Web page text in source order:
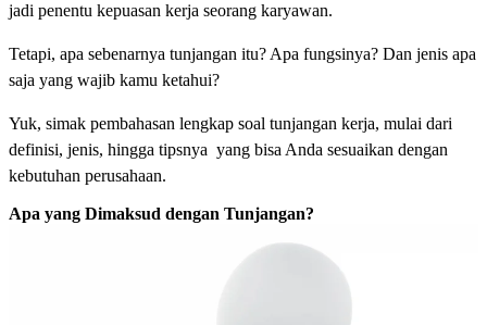
jadi penentu kepuasan kerja seorang karyawan.
Tetapi, apa sebenarnya tunjangan itu? Apa fungsinya? Dan jenis apa
saja yang wajib kamu ketahui?
Yuk, simak pembahasan lengkap soal tunjangan kerja, mulai dari
definisi, jenis, hingga tipsnya yang bisa Anda sesuaikan dengan
kebutuhan perusahaan.
Apa yang Dimaksud dengan Tunjangan?